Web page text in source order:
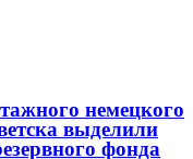
немецкого
выделили
фонда